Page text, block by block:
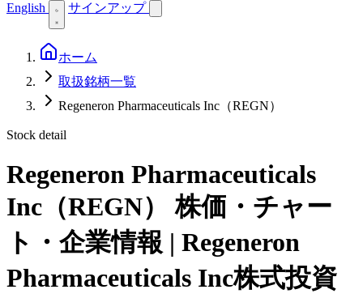
English サインアップ
ホーム
取扱銘柄一覧
Regeneron Pharmaceuticals Inc（REGN）
Stock detail
Regeneron Pharmaceuticals
Inc（REGN）
株価・チャー
ト・企業情報 | Regeneron
Pharmaceuticals Inc株式投資